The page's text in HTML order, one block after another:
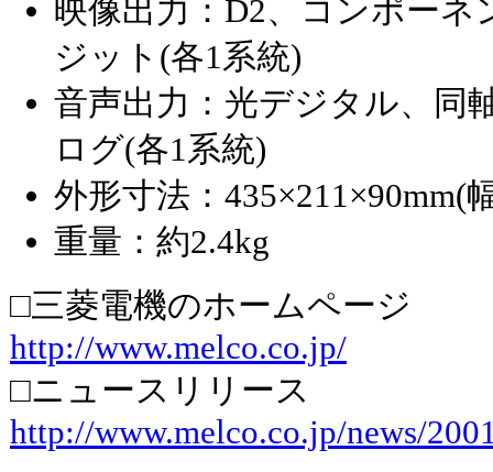
映像出力：D2、コンポーネ
ジット(各1系統)
音声出力：光デジタル、同
ログ(各1系統)
外形寸法：435×211×90mm(
重量：約2.4kg
□三菱電機のホームページ
http://www.melco.co.jp/
□ニュースリリース
http://www.melco.co.jp/news/